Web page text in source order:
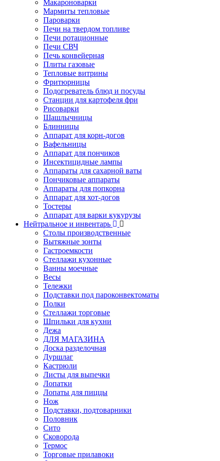
Макароноварки
Мармиты тепловые
Пароварки
Печи на твердом топливе
Печи ротационные
Печи СВЧ
Печь конвейерная
Плиты газовые
Тепловые витрины
Фритюрницы
Подогреватель блюд и посуды
Станции для картофеля фри
Рисоварки
Шашлычницы
Блинницы
Аппарат для корн-догов
Вафельницы
Аппарат для пончиков
Инсектицидные лампы
Аппараты для сахарной ваты
Пончиковые аппараты
Аппараты для попкорна
Аппарат для хот-догов
Тостеры
Аппарат для варки кукурузы
Нейтральное и инвентарь
Столы производственные
Вытяжные зонты
Гастроемкости
Стеллажи кухонные
Ванны моечные
Весы
Тележки
Подставки под пароконвектоматы
Полки
Стеллажи торговые
Шпильки для кухни
Дежа
ДЛЯ МАГАЗИНА
Доска разделочная
Дуршлаг
Кастрюли
Листы для выпечки
Лопатки
Лопаты для пиццы
Нож
Подставки, подтоварники
Половник
Сито
Сковорода
Термос
Торговые прилавоки